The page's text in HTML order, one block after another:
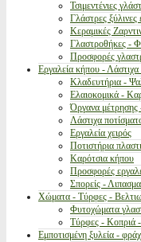
Τσιμεντένιες
Γλάστρες ξύλινες
Κεραμικές
Γλαστροθήκες -
Προσφορές
Εργαλεία κήπου -
Κλαδευτήρια -
Ελαιοκομικά -
Όργανα μέτρησης
Λάστιχα
Εργαλεία χειρός
Ποτιστήρια
Καρότσια κήπου
Προσφορές
Σπορείς -
Χώματα - Τύρφες -
Φυτοχώματα
Τύρφες - Κοπριά
Εμποτισμένη ξυλεία -